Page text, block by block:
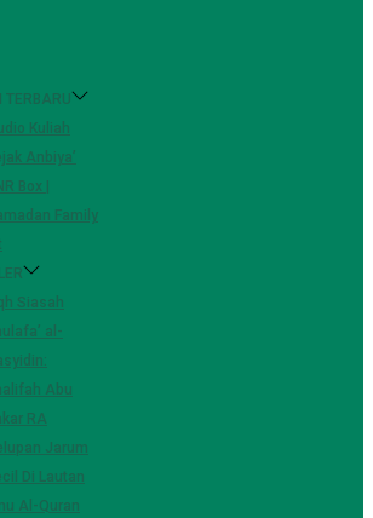
TERBARU
Kuliah
Anbiya’
Box |
Family
Siasah
al-
Abu
RA
Jarum
Di Lautan
Al-Quran